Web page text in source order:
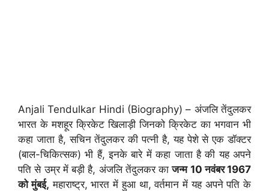
Anjali Tendulkar Hindi (Biography) – अंजलि तेंदुलकर
भारत के मशहूर क्रिकेट खिलाड़ी जिनको क्रिकेट का भगवान भी
कहा जाता है, सचिन तेंदुलकर की पत्नी है, यह पेशे से एक डॉक्टर
(बाल-चिकित्सक) भी हैं, इनके बारे में कहा जाता है की यह अपने
पति से उम्र में बड़ी है, अंजलि तेंदुलकर काजन्म 10 नवंबर 1967
को मुंबई, महाराष्ट्र, भारत में हुआ था, वर्तमान में यह अपने पति के